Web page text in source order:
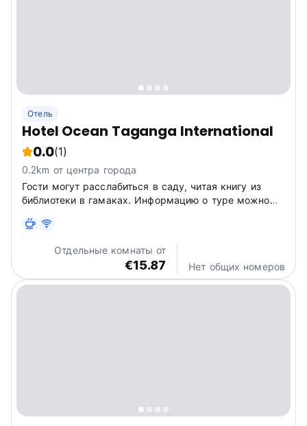
Отель
Hotel Ocean Taganga International
0.0(1)
0.2km от центра города
Гости могут расслабиться в саду, читая книгу из
библиотеки в гамаках. Информацию о туре можно
находится в 30 метрах.
Отдельные комнаты от
€15.87 Нет общих номеров